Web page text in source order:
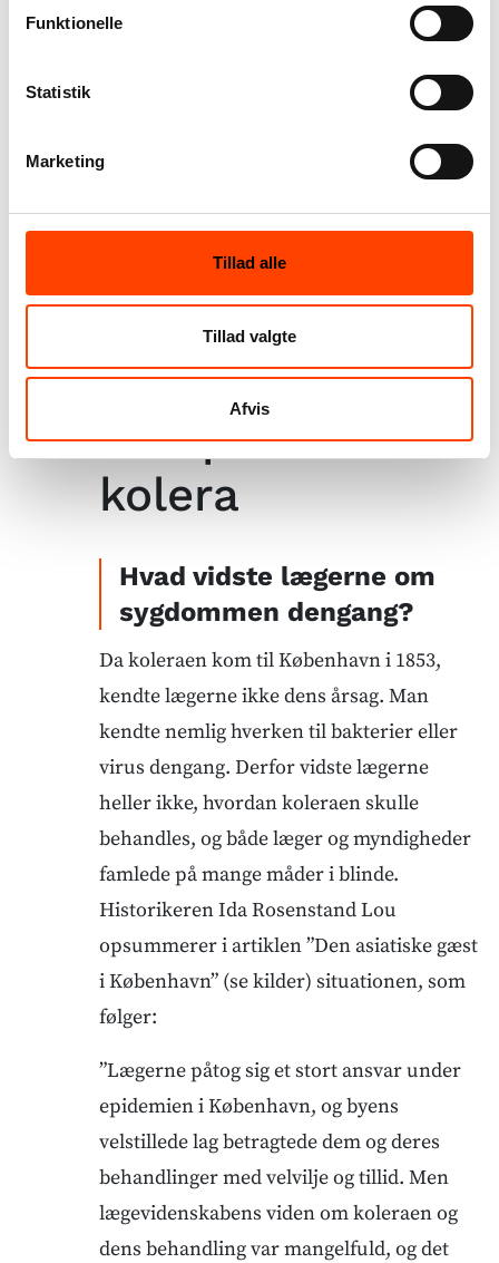
Funktionelle
Statistik
Marketing
Tillad alle
Tillad valgte
Afvis
natpotternes indhold. Latrinerne var
gruber. Man havde gravet et dybt hul, foret
det med ler og beklædt med træbrædder.
Derpå var det lille hus med hjerte blevet
sat, og op til 60 mennesker skulle deles om
det. Mænd og børn satte sig som regel ved
siden af, og grubetømningen skete kun
sjældent til rette tid. Overskuddet løb ned i
Kampen mod
kolera
Hvad vidste lægerne om
sygdommen dengang?
Da koleraen kom til København i 1853,
kendte lægerne ikke dens årsag. Man
kendte nemlig hverken til bakterier eller
virus dengang. Derfor vidste lægerne
heller ikke, hvordan koleraen skulle
behandles, og både læger og myndigheder
famlede på mange måder i blinde.
Historikeren Ida Rosenstand Lou
opsummerer i artiklen ”Den asiatiske gæst
i København” (se kilder) situationen, som
følger:
”Lægerne påtog sig et stort ansvar under
epidemien i København, og byens
velstillede lag betragtede dem og deres
behandlinger med velvilje og tillid. Men
lægevidenskabens viden om koleraen og
dens behandling var mangelfuld, og det